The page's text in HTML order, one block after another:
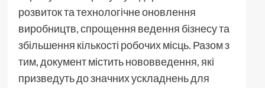
розвиток та технологічне оновлення
виробництв, спрощення ведення бізнесу та
збільшення кількості робочих місць. Разом з
тим, документ містить нововведення, які
призведуть до значних ускладнень для